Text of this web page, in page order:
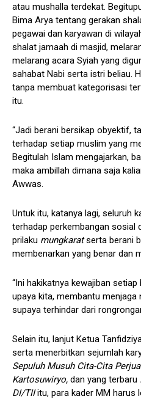
atau mushalla terdekat.
Bima Arya tentang gerakan
pegawai dan karyawan di
shalat jamaah di masjid,
melarang acara Syiah yang
sahabat Nabi serta istri beliau.
tanpa membuat kategorisasi
itu.
“Jadi berani bersikap obyektif,
terhadap setiap muslim yang
Begitulah Islam mengajarkan,
maka ambillah dimana saja
Awwas.
Untuk itu, katanya lagi, seluruh
terhadap perkembangan sosial
prilaku mungkaratserta berani
membenarkan yang benar dan
“Ini hakikatnya kewajiban
upaya kita, membantu menjaga
supaya terhindar dari
Selain itu, lanjut Ketua
serta menerbitkan sejumlah
Sepuluh Musuh Cita-Cita
Kartosuwiryo, dan yang terbaru
DI/TIIitu, para kader MM harus